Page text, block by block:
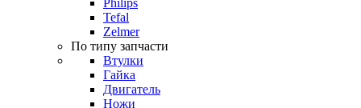
Philips
Tefal
Zelmer
По типу запчасти
Втулки
Гайка
Двигатель
Ножи